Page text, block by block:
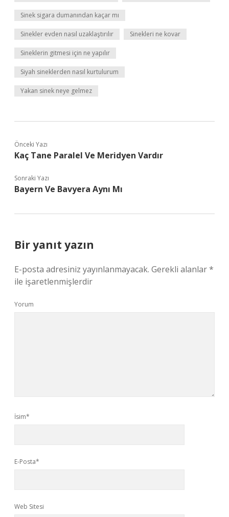
Sinek sigara dumanından kaçar mı
Sinekler evden nasıl uzaklaştırılır Sinekleri ne kovar
Sineklerin gitmesi için ne yapılır
Siyah sineklerden nasıl kurtulurum
Yakan sinek neye gelmez
Önceki Yazı
Kaç Tane Paralel Ve Meridyen Vardır
Sonraki Yazı
Bayern Ve Bavyera Aynı Mı
Bir yanıt yazın
E-posta adresiniz yayınlanmayacak. Gerekli alanlar*
ile işaretlenmişlerdir
Yorum
İsim*
E-Posta*
Web Sitesi